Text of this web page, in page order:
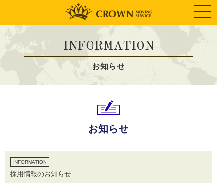
INFORMATION
お知らせ
お知らせ
INFORMATION
採用情報のお知らせ